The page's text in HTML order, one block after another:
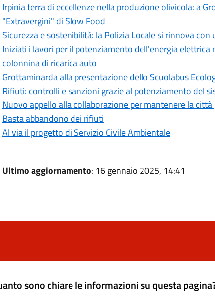
Irpinia terra di eccellenze nella produzione olivicola: a
"Extravergini" di Slow Food
Sicurezza e sostenibilità: la Polizia Locale si rinnova
Iniziati i lavori per il potenziamento dell'energia elettrica
colonnina di ricarica auto
Grottaminarda alla presentazione dello Scuolabus
Rifiuti: controlli e sanzioni grazie al potenziamento del
Nuovo appello alla collaborazione per mantenere la
Basta abbandono dei rifiuti
Al via il progetto di Servizio Civile Ambientale
Ultimo aggiornamento: 16 gennaio 2025, 14:41
sono chiare le informazioni su questa